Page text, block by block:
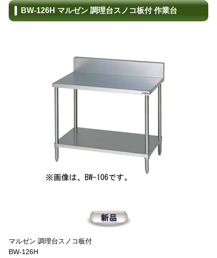
BW-126H マルゼン 調理台スノコ板付 作業台
マルゼン 調理台スノコ板付
BW-126H